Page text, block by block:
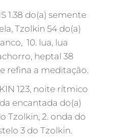
1.38 do(a) semente
Tzolkin 54 do(a)
10. lua, lua
heptal 38
refina a meditação.
KIN 123, noite rítmico
encantada do(a)
Tzolkin, 2. onda do
3 do Tzolkin.